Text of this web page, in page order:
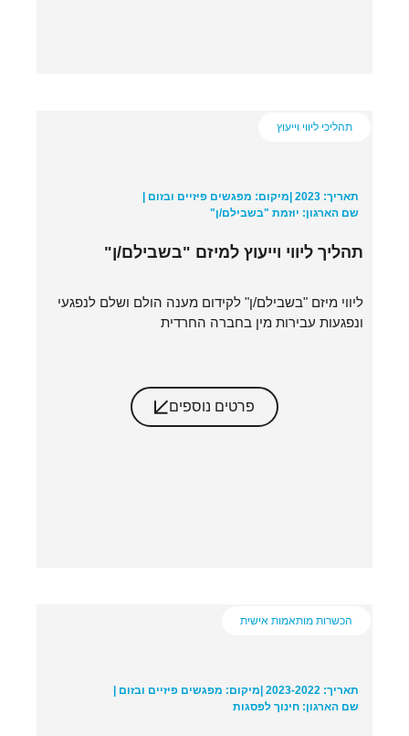
תהליכי ליווי וייעוץ
תאריך: 2023 |
מיקום: מפגשים פיזיים ובזום |
שם הארגון: יוזמת "בשבילם/ן"
תהליך ליווי וייעוץ למיזם "בשבילם/ן"
ליווי מיזם "בשבילם/ן" לקידום מענה הולם ושלם לנפגעי
ונפגעות עבירות מין בחברה החרדית
פרטים נוספים
הכשרות מותאמות אישית
תאריך: 2023-2022 |
מיקום: מפגשים פיזיים ובזום |
שם הארגון: חינוך לפסגות